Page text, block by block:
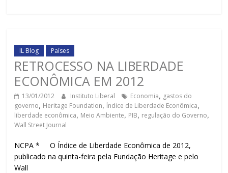
IL Blog Países
RETROCESSO NA LIBERDADE
ECONÔMICA EM 2012
13/01/2012 Instituto Liberal Economia, gastos do
governo, Heritage Foundation, Índice de Liberdade Econômica,
liberdade econômica, Meio Ambiente, PIB, regulação do Governo,
Wall Street Journal
NCPA * O Índice de Liberdade Econômica de 2012,
publicado na quinta-feira pela Fundação Heritage e pelo
Wall